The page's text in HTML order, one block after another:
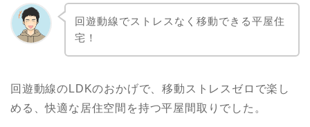
回遊動線でストレスなく移動できる平屋住
宅！
回遊動線のLDKのおかげで、移動ストレスゼロで楽し
める、快適な居住空間を持つ平屋間取りでした。